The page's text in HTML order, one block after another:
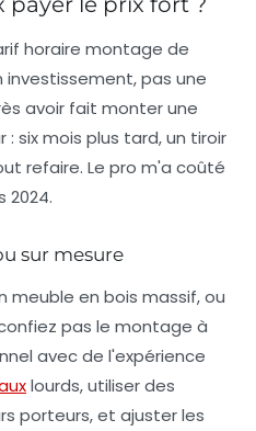
horaire montage de
pas une
avoir fait monter une
: six mois plus tard, un tiroir
refaire. Le pro m'a coûté
2024.
sur mesure
meuble en bois massif, ou
pas le montage à
avec de l'expérience
lourds, utiliser des
porteurs, et ajuster les